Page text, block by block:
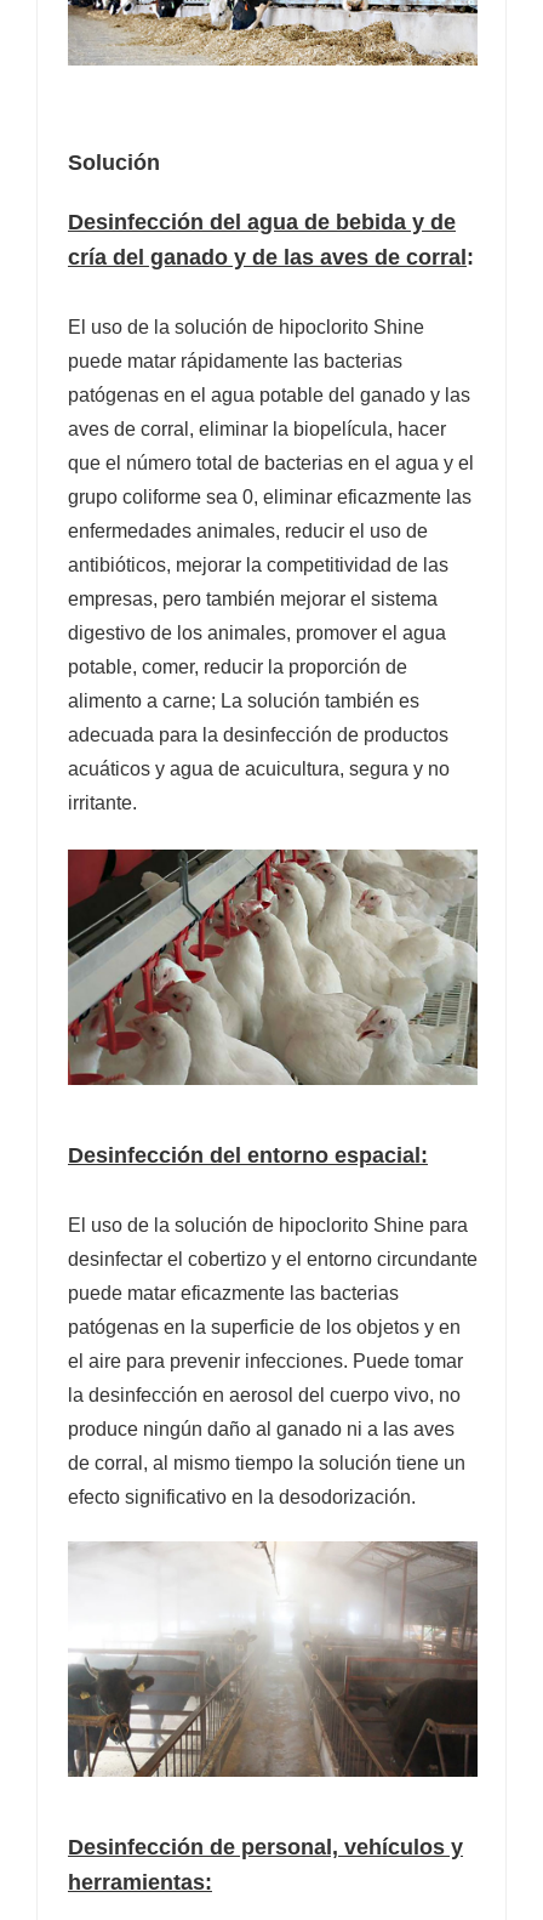
Solución
Desinfección del agua de bebida y de
cría del ganado y de las aves de corral:
El uso de la solución de hipoclorito Shine
puede matar rápidamente las bacterias
patógenas en el agua potable del ganado y las
aves de corral, eliminar la biopelícula, hacer
que el número total de bacterias en el agua y el
grupo coliforme sea 0, eliminar eficazmente las
enfermedades animales, reducir el uso de
antibióticos, mejorar la competitividad de las
empresas, pero también mejorar el sistema
digestivo de los animales, promover el agua
potable, comer, reducir la proporción de
alimento a carne; La solución también es
adecuada para la desinfección de productos
acuáticos y agua de acuicultura, segura y no
irritante.
Desinfección del entorno espacial:
El uso de la solución de hipoclorito Shine para
desinfectar el cobertizo y el entorno circundante
puede matar eficazmente las bacterias
patógenas en la superficie de los objetos y en
el aire para prevenir infecciones. Puede tomar
la desinfección en aerosol del cuerpo vivo, no
produce ningún daño al ganado ni a las aves
de corral, al mismo tiempo la solución tiene un
efecto significativo en la desodorización.
Desinfección de personal, vehículos y
herramientas: